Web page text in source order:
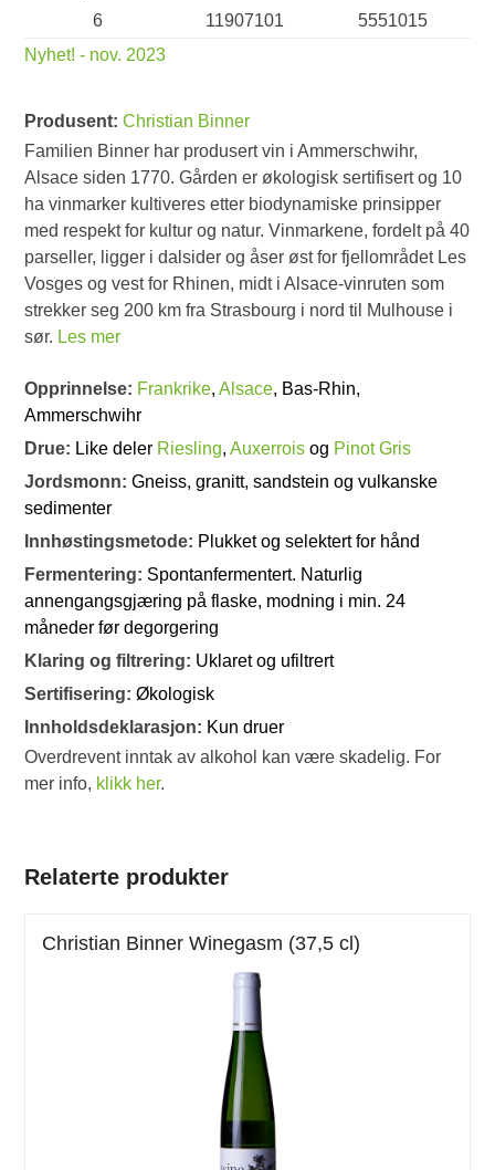
6
11907101
5551015
Nyhet! - nov. 2023
Produsent:Christian Binner
Familien Binner har produsert vin i Ammerschwihr,
Alsace siden 1770. Gården er økologisk sertifisert og 10
ha vinmarker kultiveres etter biodynamiske prinsipper
med respekt for kultur og natur. Vinmarkene, fordelt på 40
parseller, ligger i dalsider og åser øst for fjellområdet Les
Vosges og vest for Rhinen, midt i Alsace-vinruten som
strekker seg 200 km fra Strasbourg i nord til Mulhouse i
sør. Les mer
Opprinnelse: Frankrike,Alsace, Bas-Rhin,
Ammerschwihr
Drue: Like deler Riesling,Auxerrois og Pinot Gris
Jordsmonn:Gneiss, granitt, sandstein og vulkanske
sedimenter
Innhøstingsmetode: Plukket og selektert for hånd
Fermentering: Spontanfermentert. Naturlig
annengangsgjæring på flaske, modning i min. 24
måneder før degorgering
Klaring og filtrering: Uklaret og ufiltrert
Sertifisering:Økologisk
Innholdsdeklarasjon: Kun druer
Overdrevent inntak av alkohol kan være skadelig. For
mer info, klikk her.
Relaterte produkter
Christian Binner Winegasm (37,5 cl)